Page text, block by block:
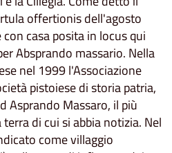
offertionis dell'agosto
casa posita in locus qui
Absprando massario. Nella
nel 1999 l'Associazione
pistoiese di storia patria,
Asprando Massaro, il più
di cui si abbia notizia. Nel
come villaggio